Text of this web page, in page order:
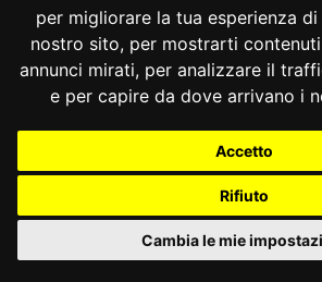
per migliorare la tua esperienza
nostro sito, per mostrarti
annunci mirati, per analizzare il
e per capire da dove arrivano i
Accetto
Rifiuto
Cambia le mie
Corte, l’obbligo di
caratterizza il rapporto di
dipendenze delle pubbliche
«trova il suo fondamento
della Nazione”, rafforza il
imparzialità di cui all’art.
condizionamenti che
dall’esercizio di altre attività» (